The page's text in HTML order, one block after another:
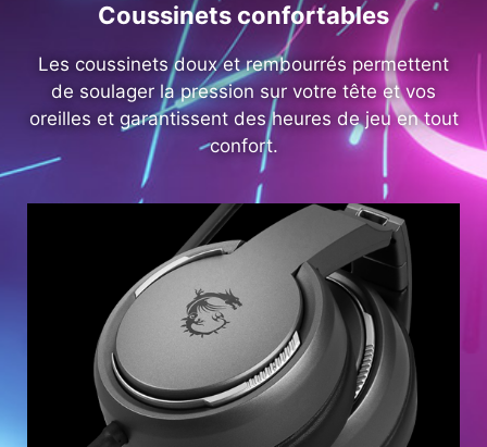
Coussinets confortables
Les coussinets doux et rembourrés permettent
de soulager la pression sur votre tête et vos
oreilles et garantissent des heures de jeu en tout
confort.